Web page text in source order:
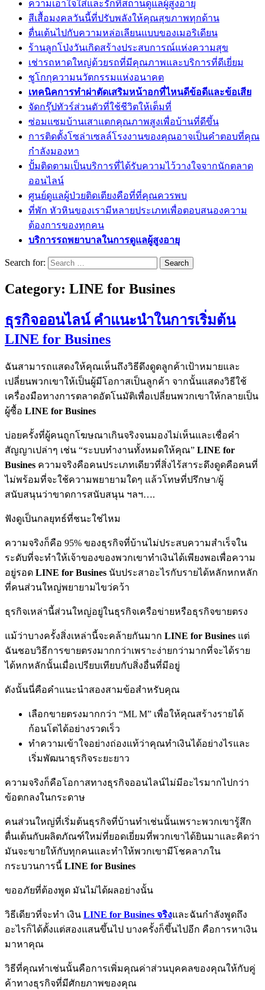
ความเอาใจใส่และรักที่สถานดูแลผู้สูงอายุ
สีเสื้อมงคลวันนี้ที่ปรับพลังให้คุณสุขภาพทุกด้าน
ตื่นเต้นไปกับความหล่อเลียนแบบของเมอริเดียน
ร้านลูกโป่งวันเกิดสร้างประสบการณ์แห่งความสุข
เช่ารถหาดใหญ่ด้วยรถที่มีคุณภาพและบริการที่ดีเยี่ยม
ชูโกกุความนวัตกรรมแห่งอนาคต
เทคนิคการทำผ่าตัดเสริมหน้าอกที่ไหนดีข้อดีและข้อเสีย
จัดกรุ๊ปทัวร์ส่วนตัวที่ใช้ชีวิตให้เต็มที่
ซ่อมแซมบ้านเสาแตกคุณภาพสูงเพื่อบ้านที่ดีขึ้น
การติดตั้งโซล่าเซลล์โรงงานของคุณอาจเป็นคำตอบที่คุณ
กำลังมองหา
ปั้มติดตามเป็นบริการที่ได้รับความไว้วางใจจากนักตลาด
ออนไลน์
ศูนย์ดูแลผู้ป่วยติดเตียงคือที่ที่คุณควรพบ
ที่พัก หัวหินของเรามีหลายประเภทเพื่อตอบสนองความ
ต้องการของทุกคน
บริการรถพยาบาลในการดูแลผู้สูงอายุ
Search for:
Category: LINE for Busines
ธุรกิจออนไลน์ คำแนะนำในการเริ่มต้น
LINE for Busines
ฉันสามารถแสดงให้คุณเห็นถึงวิธีดึงดูดลูกค้าเป้าหมายและ
เปลี่ยนพวกเขาให้เป็นผู้มีโอกาสเป็นลูกค้า จากนั้นแสดงวิธีใช้
เครื่องมือทางการตลาดอัตโนมัติเพื่อเปลี่ยนพวกเขาให้กลายเป็น
ผู้ซื้อ LINE for Busines
บ่อยครั้งที่ผู้คนถูกโฆษณาเกินจริงจนมองไม่เห็นและเชื่อคำ
สัญญาเปล่าๆ เช่น “ระบบทำงานทั้งหมดให้คุณ” LINE for
Busines ความจริงคือคนประเภทเดียวที่สิ่งไร้สาระดึงดูดคือคนที่
ไม่พร้อมที่จะใช้ความพยายามใดๆ แล้วโทษที่ปรึกษา/ผู้
สนับสนุนว่าขาดการสนับสนุน ฯลฯ….
ฟังดูเป็นกลยุทธ์ที่ชนะใช่ไหม
ความจริงก็คือ 95% ของธุรกิจที่บ้านไม่ประสบความสำเร็จใน
ระดับที่จะทำให้เจ้าของของพวกเขาทำเงินได้เพียงพอเพื่อความ
อยู่รอด LINE for Busines นับประสาอะไรกับรายได้หลักหกหลัก
ที่คนส่วนใหญ่พยายามไขว่คว้า
ธุรกิจเหล่านี้ส่วนใหญ่อยู่ในธุรกิจเครือข่ายหรือธุรกิจขายตรง
แม้ว่าบางครั้งสิ่งเหล่านี้จะคล้ายกันมาก LINE for Busines แต่
ฉันชอบวิธีการขายตรงมากกว่าเพราะง่ายกว่ามากที่จะได้ราย
ได้หกหลักนั้นเมื่อเปรียบเทียบกับสิ่งอื่นที่มีอยู่
ดังนั้นนี่คือคำแนะนำสองสามข้อสำหรับคุณ
เลือกขายตรงมากกว่า “ML M” เพื่อให้คุณสร้างรายได้
ก้อนโตได้อย่างรวดเร็ว
ทำความเข้าใจอย่างถ่องแท้ว่าคุณทำเงินได้อย่างไรและ
เริ่มพัฒนาธุรกิจระยะยาว
ความจริงก็คือโอกาสทางธุรกิจออนไลน์ไม่มีอะไรมากไปกว่า
ข้อตกลงในกระดาษ
คนส่วนใหญ่ที่เริ่มต้นธุรกิจที่บ้านทำเช่นนั้นเพราะพวกเขารู้สึก
ตื่นเต้นกับผลิตภัณฑ์ใหม่ที่ยอดเยี่ยมที่พวกเขาได้ยินมาและคิดว่า
มันจะขายให้กับทุกคนและทำให้พวกเขามีโชคลาภใน
กระบวนการนี้ LINE for Busines
ขออภัยที่ต้องพูด มันไม่ได้ผลอย่างนั้น
วิธีเดียวที่จะทำ เงิน LINE for Busines จริงและฉันกำลังพูดถึง
อะไรก็ได้ตั้งแต่สองแสนขึ้นไป บางครั้งก็ขึ้นไปอีก คือการหาเงิน
มาหาคุณ
วิธีที่คุณทำเช่นนั้นคือการเพิ่มคุณค่าส่วนบุคคลของคุณให้กับคู่
ค้าทางธุรกิจที่มีศักยภาพของคุณ